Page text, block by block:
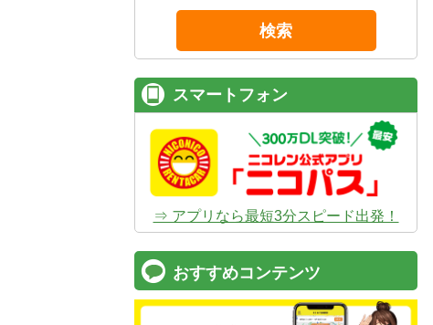
検索
スマートフォン
⇒ アプリなら最短3分スピード出発！
おすすめコンテンツ